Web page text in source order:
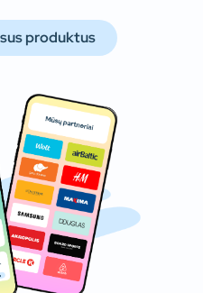
produktus